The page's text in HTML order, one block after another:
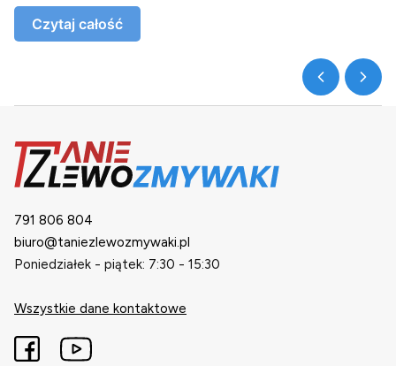
Czytaj całość
791 806 804
biuro@taniezlewozmywaki.pl
Poniedziałek - piątek: 7:30 - 15:30
Wszystkie dane kontaktowe